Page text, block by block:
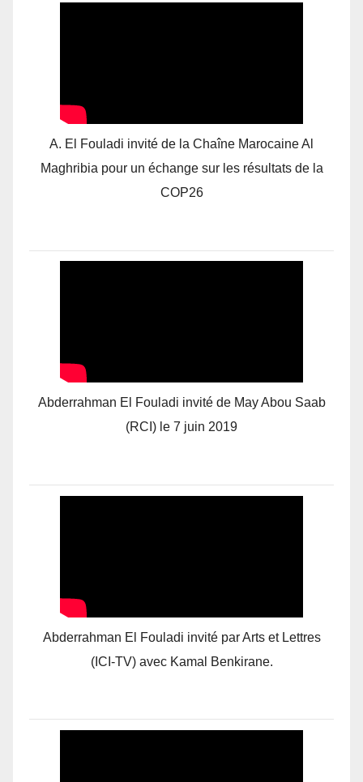
A. El Fouladi invité de la Chaîne Marocaine Al
Maghribia pour un échange sur les résultats de la
COP26
Abderrahman El Fouladi invité de May Abou Saab
(RCI) le 7 juin 2019
Abderrahman El Fouladi invité par Arts et Lettres
(ICI-TV) avec Kamal Benkirane.